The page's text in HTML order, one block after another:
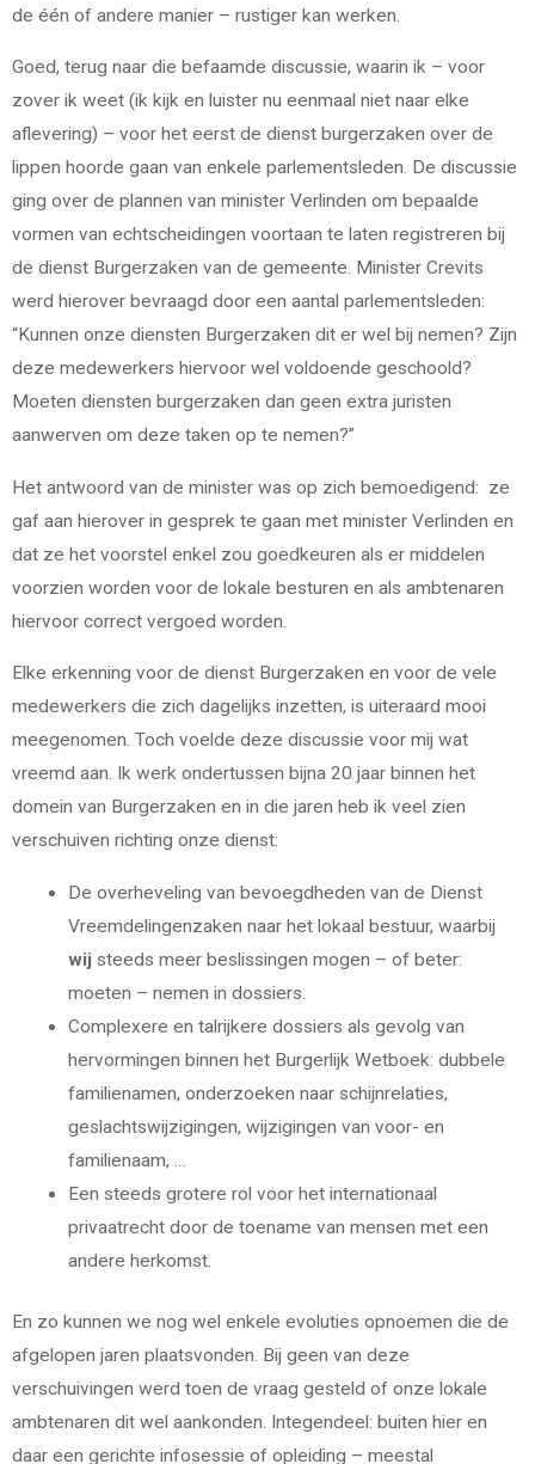
de één of andere manier – rustiger kan werken.
Goed, terug naar die befaamde discussie, waarin ik – voor
zover ik weet (ik kijk en luister nu eenmaal niet naar elke
aflevering) – voor het eerst de dienst burgerzaken over de
lippen hoorde gaan van enkele parlementsleden. De discussie
ging over de plannen van minister Verlinden om bepaalde
vormen van echtscheidingen voortaan te laten registreren bij
de dienst Burgerzaken van de gemeente. Minister Crevits
werd hierover bevraagd door een aantal parlementsleden:
“Kunnen onze diensten Burgerzaken dit er wel bij nemen? Zijn
deze medewerkers hiervoor wel voldoende geschoold?
Moeten diensten burgerzaken dan geen extra juristen
aanwerven om deze taken op te nemen?”
Het antwoord van de minister was op zich bemoedigend: ze
gaf aan hierover in gesprek te gaan met minister Verlinden en
dat ze het voorstel enkel zou goedkeuren als er middelen
voorzien worden voor de lokale besturen en als ambtenaren
hiervoor correct vergoed worden.
Elke erkenning voor de dienst Burgerzaken en voor de vele
medewerkers die zich dagelijks inzetten, is uiteraard mooi
meegenomen. Toch voelde deze discussie voor mij wat
vreemd aan. Ik werk ondertussen bijna 20 jaar binnen het
domein van Burgerzaken en in die jaren heb ik veel zien
verschuiven richting onze dienst:
De overheveling van bevoegdheden van de Dienst
Vreemdelingenzaken naar het lokaal bestuur, waarbij
wijsteeds meer beslissingen mogen – of beter:
moeten – nemen in dossiers.
Complexere en talrijkere dossiers als gevolg van
hervormingen binnen het Burgerlijk Wetboek: dubbele
familienamen, onderzoeken naar schijnrelaties,
geslachtswijzigingen, wijzigingen van voor- en
familienaam, …
Een steeds grotere rol voor het internationaal
privaatrecht door de toename van mensen met een
andere herkomst.
En zo kunnen we nog wel enkele evoluties opnoemen die de
afgelopen jaren plaatsvonden. Bij geen van deze
verschuivingen werd toen de vraag gesteld of onze lokale
ambtenaren dit wel aankonden. Integendeel: buiten hier en
daar een gerichte infosessie of opleiding – meestal